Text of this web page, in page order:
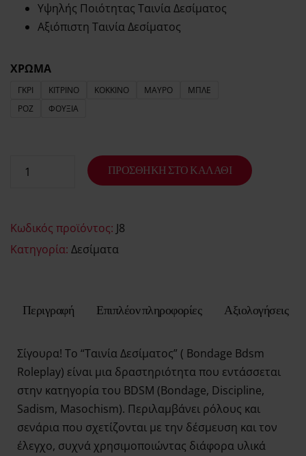
Υψηλής Ποιότητας Ταινία Δεσίματος
Αξιόπιστη Ταινία Δεσίματος
ΧΡΩΜΑ
ΓΚΡΙ ΚΙΤΡΙΝΟ ΚΟΚΚΙΝΟ ΜΑΥΡΟ
ΜΠΛΕ
ΡΟΖ
ΦΟΥΞΙΑ
ΠΡΟΣΘΉΚΗ ΣΤΟ ΚΑΛΆΘΙ
Κωδικός προϊόντος: J8
Κατηγορία: Δεσίματα
Περιγραφή Επιπλέον πληροφορίες Αξιολογήσεις
Σίγουρα! Το “Ταινία Δεσίματος” ( Bondage Bdsm
Roleplay) είναι μια δραστηριότητα που εντάσσεται
στην κατηγορία του BDSM (Bondage, Discipline,
Sadism, Masochism). Περιλαμβάνει ρόλους και
σενάρια που σχετίζονται με την δέσμευση και τον
έλεγχο, συχνά χρησιμοποιώντας διάφορα υλικά